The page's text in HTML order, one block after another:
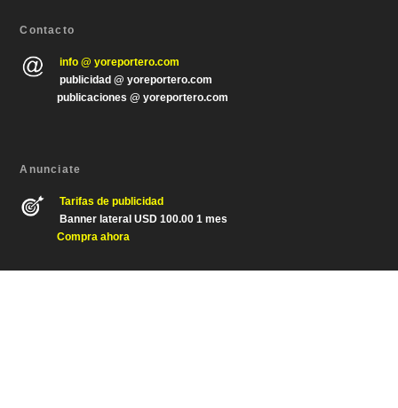
Contacto
info @ yoreportero.com
publicidad @ yoreportero.com
publicaciones @ yoreportero.com
Anunciate
Tarifas de publicidad
Banner lateral USD 100.00 1 mes
Compra ahora